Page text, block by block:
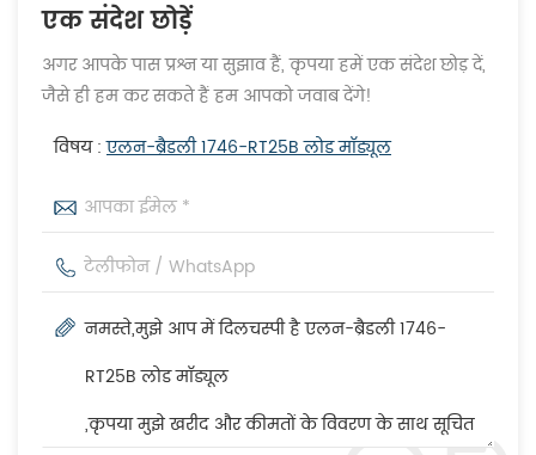
एक संदेश छोड़ें
अगर आपके पास प्रश्न या सुझाव हैं, कृपया हमें एक संदेश छोड़ दें,
जैसे ही हम कर सकते हैं हम आपको जवाब देंगे!
विषय :एलन-ब्रैडली 1746-RT25B लोड मॉड्यूल